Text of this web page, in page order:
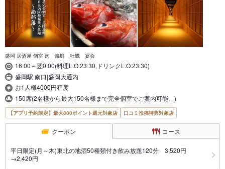
盛岡 居酒屋 個室 肉 海鮮 牡蠣 宴会
16:00～翌0:00(料理L.O.23:30,ドリンクL.O.23:30)
盛岡駅 南口|盛岡大通内
お1人様4000円程度
150席(2名様から最大150名様まで完全個室でご案内可能。)
【アプリ予約限定】最大800ポイント還元対象店 口コミ投稿特典対象店
クーポン コース
平日限定(月～木)東北の地酒50種類付き飲み放題120分 3,520円
→2,420円